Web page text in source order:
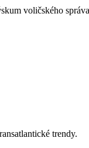
voličského
trendy.